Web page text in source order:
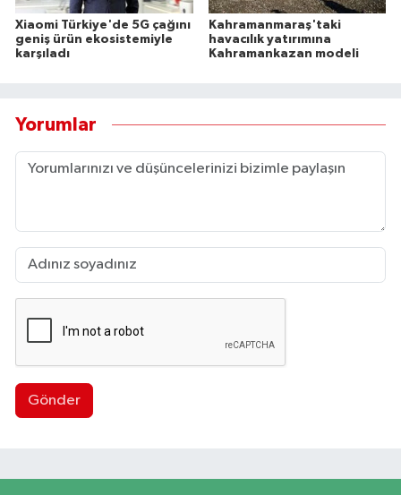
Xiaomi Türkiye'de 5G çağını
geniş ürün ekosistemiyle
karşıladı
Kahramanmaraş'taki
havacılık yatırımına
Kahramankazan modeli
Yorumlar
Gönder